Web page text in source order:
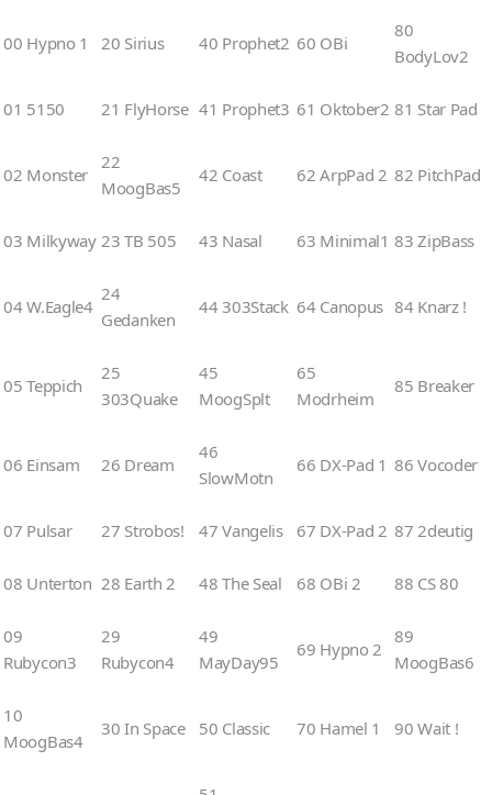
00 Hypno 1 20 Sirius 40 Prophet2 60 OBi
80
BodyLov2
01 5150 21 FlyHorse 41 Prophet3 61 Oktober2 81 Star Pad
02 Monster
22
MoogBas5
42 Coast 62 ArpPad 2 82 PitchPad
03 Milkyway 23 TB 505 43 Nasal 63 Minimal1 83 ZipBass
04 W.Eagle4
24
Gedanken
44 303Stack 64 Canopus 84 Knarz !
05 Teppich
25
303Quake
45
MoogSplt
65
Modrheim
85 Breaker
06 Einsam 26 Dream
46
SlowMotn
66 DX-Pad 1 86 Vocoder
07 Pulsar 27 Strobos! 47 Vangelis 67 DX-Pad 2 87 2deutig
08 Unterton 28 Earth 2 48 The Seal 68 OBi 2 88 CS 80
09
Rubycon3
29
Rubycon4
49
MayDay95
69 Hypno 2
89
MoogBas6
10
MoogBas4
30 In Space 50 Classic 70 Hamel 1 90 Wait !